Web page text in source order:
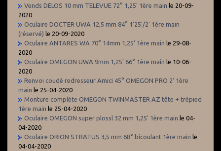
Vends DELOS 10 mm TELEVUE 72° 1,25' 1ère main le 20-09-
2020
Oculaire DOCTER UWA 12,5 mm 84° 1'25'/2' 1ére main
(réservé) le 20-09-2020
Oculaire ANTARES WA 70° 14mm 1,25' 1ère main le 29-08-
2020
Oculaire OMEGON UWA 9mm 1,25' 66° 1ère main le 10-06-
2020
Renvoi coudé redresseur Amici 45° OMEGON PRO 2' 1ère
main le 25-04-2020
Monture complète OMEGON TWINMASTER AZ tête + trépied
1ère main le 25-04-2020
Oculaire OMEGON super plossl 32 mm 1,25' 1ère main le 04-
04-2020
Oculaire ORION STRATUS 3,5 mm 68° bicoulant 1ère main le
04-04-2020